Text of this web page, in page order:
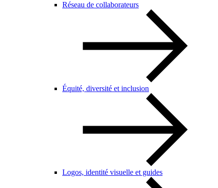
Réseau de collaborateurs
Équité, diversité et inclusion
Logos, identité visuelle et guides